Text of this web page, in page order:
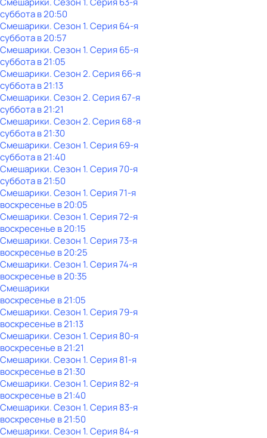
субботав20:50
Смешарики. Сезон 1. Серия 64-я
субботав20:57
Смешарики. Сезон 1. Серия 65-я
субботав21:05
Смешарики. Сезон 2. Серия 66-я
субботав21:13
Смешарики. Сезон 2. Серия 67-я
субботав21:21
Смешарики. Сезон 2. Серия 68-я
субботав21:30
Смешарики. Сезон 1. Серия 69-я
субботав21:40
Смешарики. Сезон 1. Серия 70-я
субботав21:50
Смешарики. Сезон 1. Серия 71-я
воскресенье в20:05
Смешарики. Сезон 1. Серия 72-я
воскресенье в20:15
Смешарики. Сезон 1. Серия 73-я
воскресенье в20:25
Смешарики. Сезон 1. Серия 74-я
воскресенье в20:35
Смешарики
воскресенье в21:05
Смешарики. Сезон 1. Серия 79-я
воскресенье в21:13
Смешарики. Сезон 1. Серия 80-я
воскресенье в21:21
Смешарики. Сезон 1. Серия 81-я
воскресенье в21:30
Смешарики. Сезон 1. Серия 82-я
воскресенье в21:40
Смешарики. Сезон 1. Серия 83-я
воскресенье в21:50
Смешарики. Сезон 1. Серия 84-я